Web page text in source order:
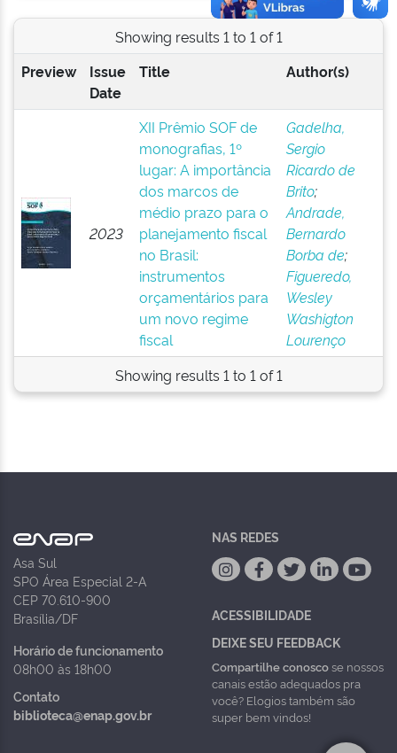
Showing results 1 to 1 of 1
Preview
Issue
Date
Title Author(s)
2023
XII Prêmio SOF de
monografias, 1º
lugar: A importância
dos marcos de
médio prazo para o
planejamento fiscal
no Brasil:
instrumentos
orçamentários para
um novo regime
fiscal
Gadelha,
Sergio
Ricardo de
Brito;
Andrade,
Bernardo
Borba de;
Figueredo,
Wesley
Washigton
Lourenço
Showing results 1 to 1 of 1
Asa Sul
SPO Área Especial 2-A
CEP 70.610-900
Brasília/DF
Horário de funcionamento
08h00 às 18h00
Contato
biblioteca@enap.gov.br
NAS REDES
ACESSIBILIDADE
DEIXE SEU FEEDBACK
Compartilhe conoscose nossos
canais estão adequados pra
você? Elogios também são
super bem vindos!